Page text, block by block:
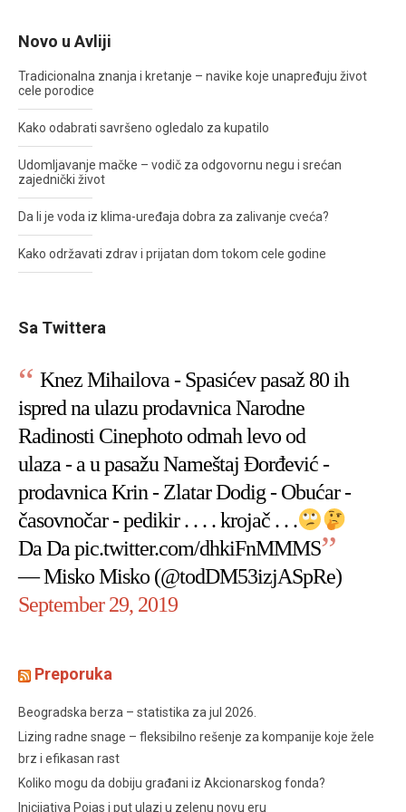
Novo u Avliji
Tradicionalna znanja i kretanje – navike koje unapređuju život
cele porodice
Kako odabrati savršeno ogledalo za kupatilo
Udomljavanje mačke – vodič za odgovornu negu i srećan
zajednički život
Da li je voda iz klima-uređaja dobra za zalivanje cveća?
Kako održavati zdrav i prijatan dom tokom cele godine
Sa Twittera
Knez Mihailova - Spasićev pasaž 80 ih
ispred na ulazu prodavnica Narodne
Radinosti Cinephoto odmah levo od
ulaza - a u pasažu Nameštaj Đorđević -
prodavnica Krin - Zlatar Dodig - Obućar -
časovnočar - pedikir . . . . krojač . . .
Da Dapic.twitter.com/dhkiFnMMMS
— Misko Misko (@todDM53izjASpRe)
September 29, 2019
Preporuka
Beogradska berza – statistika za jul 2026.
Lizing radne snage – fleksibilno rešenje za kompanije koje žele
brz i efikasan rast
Koliko mogu da dobiju građani iz Akcionarskog fonda?
Inicijativa Pojas i put ulazi u zelenu novu eru